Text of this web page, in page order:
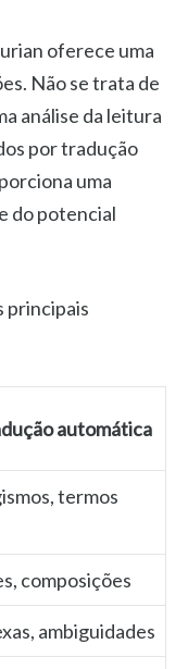
oferece uma
Não se trata de
análise da leitura
por tradução
uma
do potencial
principais
automática
termos
composições
ambiguidades